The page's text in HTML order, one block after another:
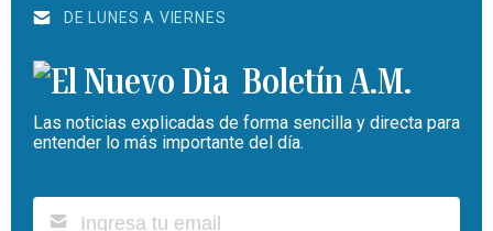
DE LUNES A VIERNES
Boletín A.M.
Las noticias explicadas de forma sencilla y directa para
entender lo más importante del día.